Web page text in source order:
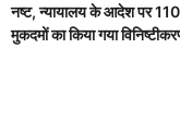
नष्ट, न्यायालय के आदेश पर
मुकदमों का किया गया